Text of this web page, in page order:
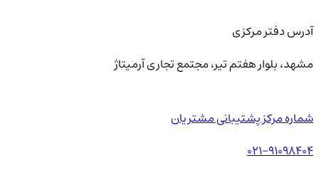
آدرس دفتر مرکزی
مشهد، بلوار هفتم تیر، مجتمع تجاری آرمیتاژ
شماره مرکز پشتیبانی مشتریان
021-91098404